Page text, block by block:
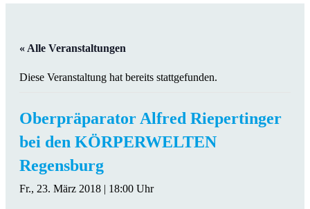
« Alle Veranstaltungen
Diese Veranstaltung hat bereits stattgefunden.
Oberpräparator Alfred Riepertinger
bei den KÖRPERWELTEN
Regensburg
Fr., 23. März 2018 | 18:00 Uhr